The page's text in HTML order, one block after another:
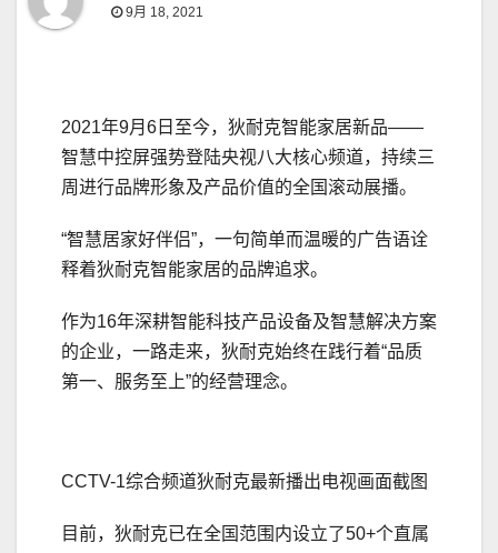
9月 18, 2021
2021年9月6日至今，狄耐克智能家居新品——
智慧中控屏强势登陆央视八大核心频道，持续三
周进行品牌形象及产品价值的全国滚动展播。
“智慧居家好伴侣”，一句简单而温暖的广告语诠
释着狄耐克智能家居的品牌追求。
作为16年深耕智能科技产品设备及智慧解决方案
的企业，一路走来，狄耐克始终在践行着“品质
第一、服务至上”的经营理念。
CCTV-1综合频道狄耐克最新播出电视画面截图
目前，狄耐克已在全国范围内设立了50+个直属